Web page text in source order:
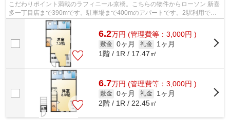
こだわりポイント満載のラフィニール京橋。こちらの物件からローソン 新喜
多一丁目店まで390mです。駐車場まで400mのアパートです。2駅利用でき
る場所にあり、行き先に合わせて使い分...
6.2万円 (管理費等：3,000円 )
敷金 0ヶ月 礼金
1ヶ月
1階 / 1R / 17.47㎡
6.7万円 (管理費等：3,000円 )
敷金 0ヶ月 礼金
1ヶ月
2階 / 1R / 22.45㎡